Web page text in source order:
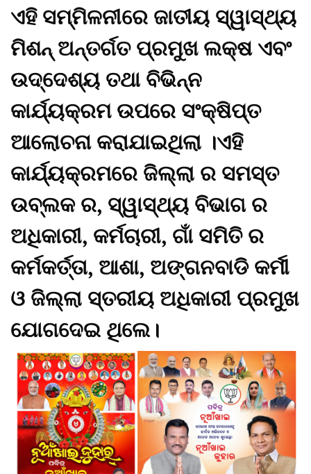
ଏହି ସମ୍ମିଳନୀରେ ଜାତୀୟ ସ୍ୱାସ୍ଥ୍ୟ
ମିଶନ୍ ଅନ୍ତର୍ଗତ ପ୍ରମୁଖ ଲକ୍ଷ ଏବଂ
ଉଦ୍ଦେଶ୍ୟ ତଥା ବିଭିନ୍ନ
କାର୍ଯ୍ୟକ୍ରମ ଉପରେ ସଂକ୍ଷିପ୍ତ
ଆଲୋଚନା କରାଯାଇଥିଲା ।ଏହି
କାର୍ଯ୍ୟକ୍ରମରେ ଜିଲ୍ଲା ର ସମସ୍ତ
ଉବ୍ଲକ ର, ସ୍ୱାସ୍ଥ୍ୟ ବିଭାଗ ର
ଅଧିକାରୀ, କର୍ମଚାରୀ, ଗାଁ ସମିତି ର
କର୍ମକର୍ତ୍ତା, ଆଶା, ଅଙ୍ଗନବାଡି କର୍ମୀ
ଓ ଜିଲ୍ଲା ସ୍ତରୀୟ ଅଧିକାରୀ ପ୍ରମୁଖ
ଯୋଗଦେଇ ଥିଲେ।